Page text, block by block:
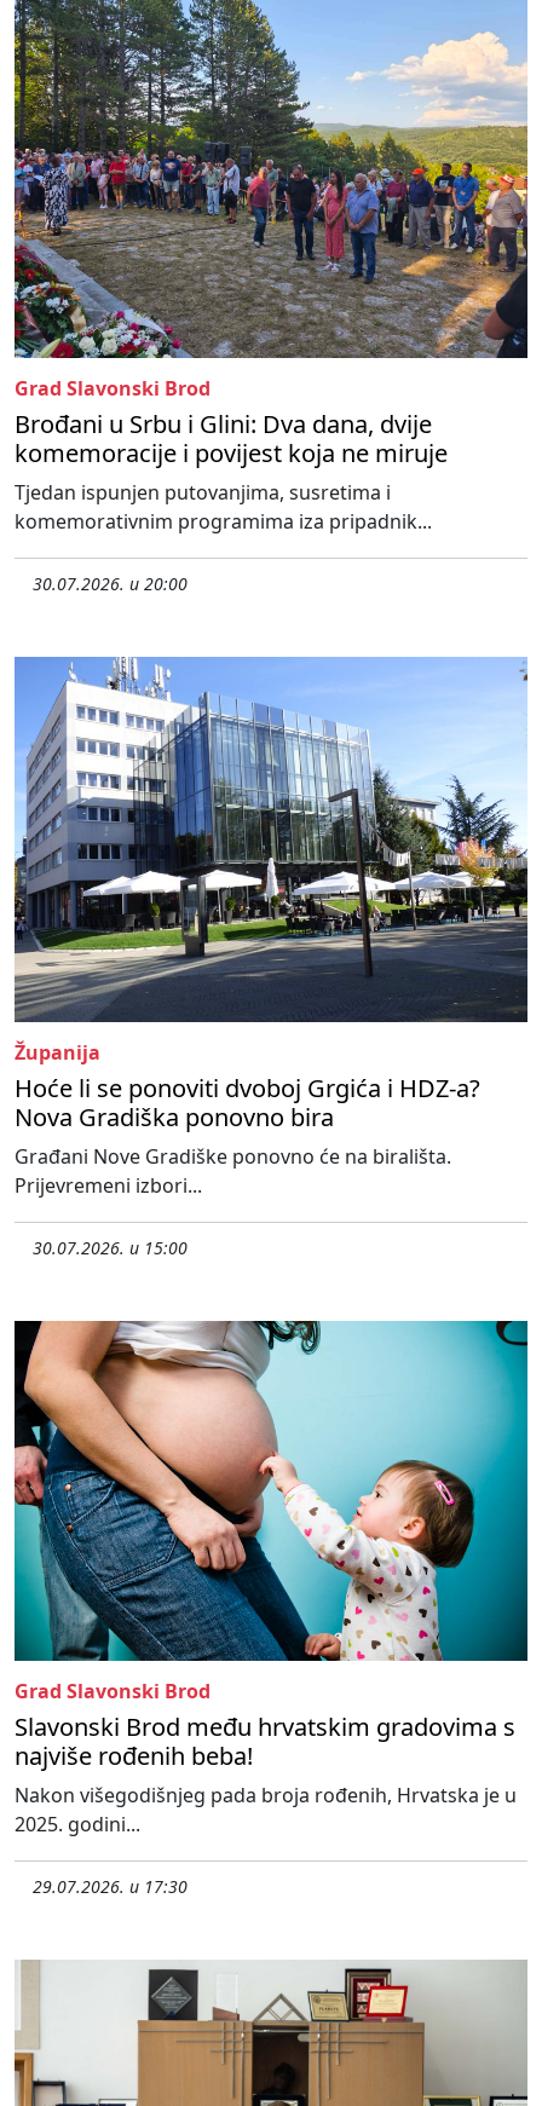
Grad Slavonski Brod
Brođani u Srbu i Glini: Dva dana, dvije
komemoracije i povijest koja ne miruje
Tjedan ispunjen putovanjima, susretima i
komemorativnim programima iza pripadnik...
30.07.2026. u 20:00
Županija
Hoće li se ponoviti dvoboj Grgića i HDZ-a?
Nova Gradiška ponovno bira
Građani Nove Gradiške ponovno će na birališta.
Prijevremeni izbori...
30.07.2026. u 15:00
Grad Slavonski Brod
Slavonski Brod među hrvatskim gradovima s
najviše rođenih beba!
Nakon višegodišnjeg pada broja rođenih, Hrvatska je u
2025. godini...
29.07.2026. u 17:30